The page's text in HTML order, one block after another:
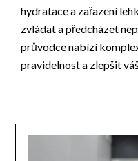
hydratace a zařazení
zvládat a předcházet
průvodce nabízí
pravidelnost a zlepšit